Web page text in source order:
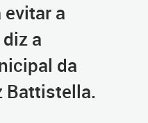
a
a
da
Battistella.